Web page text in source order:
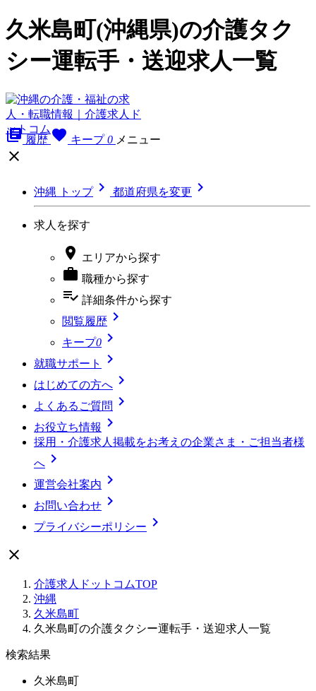
久米島町(沖縄県)の介護タク
シー運転手・送迎求人一覧
library_books 履歴 favorite キープ 0 メニュー

沖縄 トップ 都道府県を変更 
求人を探す
 エリアから探す
 職種から探す
playlist_add_check 詳細条件から探す
閲覧履歴 
キープ0 
就職サポート 
はじめての方へ 
よくあるご質問 
お役立ち情報 
採用・介護求人掲載をお考えの企業さま・ご担当者様
へ 
運営会社案内 
お問い合わせ 
プライバシーポリシー 

介護求人ドットコムTOP
沖縄
久米島町
久米島町の介護タクシー運転手・送迎求人一覧
検索結果
久米島町